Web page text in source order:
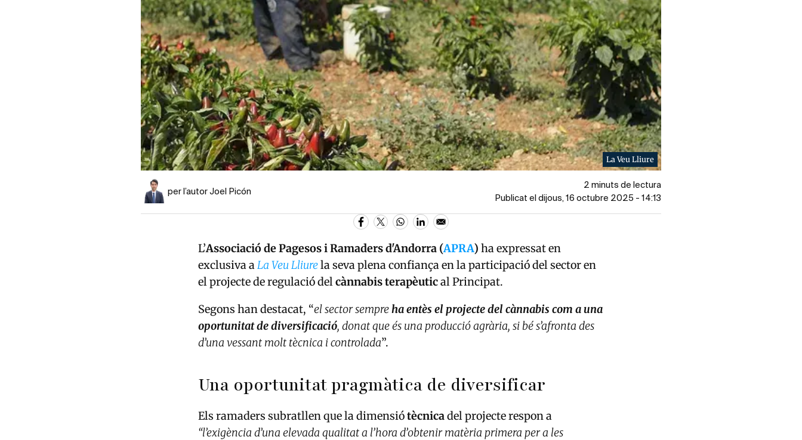
La Veu Lliure
per l’autor Joel Picón
2 minuts de lectura
Publicat el dijous, 16 octubre 2025 - 14:13
L’Associació de Pagesos i Ramaders d'Andorra (APRA) ha expressat en
exclusiva aLa Veu Lliurela seva plena confiança en la participació del sector en
el projecte de regulació delcànnabis terapèutical Principat.
Segons han destacat, “el sector sempreha entès el projecte del cànnabis com a una
oportunitat de diversificació, donat que és una producció agrària, si bé s’afronta des
d’una vessant molt tècnica i controlada”.
Una oportunitat pragmàtica de diversificar
Els ramaders subratllen que la dimensiótècnica del projecte respon a
“l’exigència d’una elevada qualitat a l’hora d’obtenir matèria primera per a les